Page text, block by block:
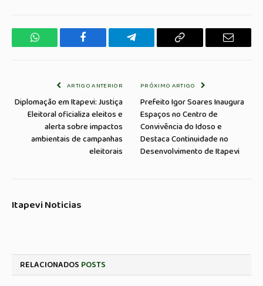
WhatsApp Facebook Telegrama Copiar
E-
ARTIGO ANTERIOR
Diplomação em Itapevi: Justiça
Eleitoral oficializa eleitos e
alerta sobre impactos
ambientais de campanhas
eleitorais
PRÓXIMO ARTIGO
Prefeito Igor Soares Inaugura
Espaços no Centro de
Convivência do Idoso e
Destaca Continuidade no
Desenvolvimento de Itapevi
Itapevi Noticias
RELACIONADOS POSTS